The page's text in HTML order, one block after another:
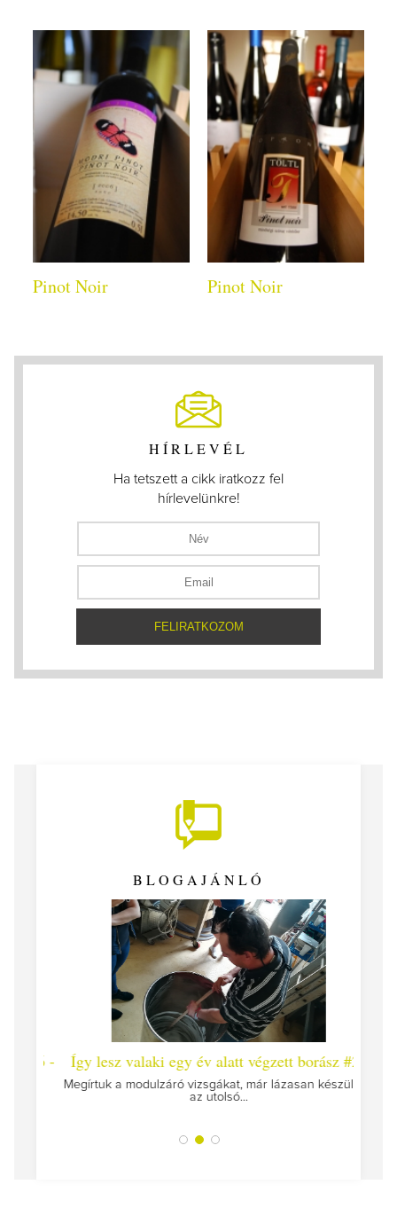
Pinot Noir Pinot Noir
HÍRLEVÉL
Ha tetszett a cikk iratkozz fel
hírlevelünkre!
BLOGAJÁNLÓ
Így lesz valaki egy év alatt végzett borász #25
Megírtuk a modulzáró vizsgákat, már lázasan készülünk
az utolsó...